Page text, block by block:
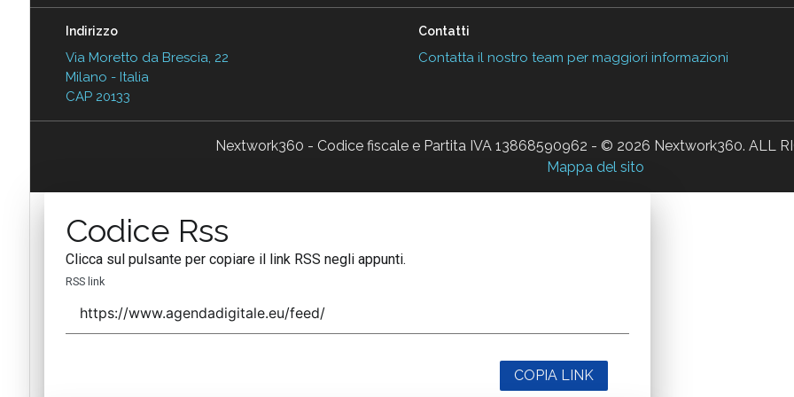
Indirizzo
Via Moretto da Brescia, 22
Milano - Italia
CAP 20133
Contatti
Contatta il nostro team per maggiori informazioni
Nextwork360 - Codice fiscale e Partita IVA 13868590962 - © 2026 Nextwork360. ALL
Mappa del sito
Codice Rss
Clicca sul pulsante per copiare il link RSS negli appunti.
RSS link
COPIA LINK